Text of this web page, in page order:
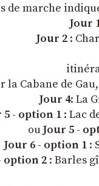
de marche
Jour
Jour 2:
Cabane de
Jour 4: La
5 - option 1: Lac
ouJour 5 -
Jour 6 - option 1 :
option 2: Barles